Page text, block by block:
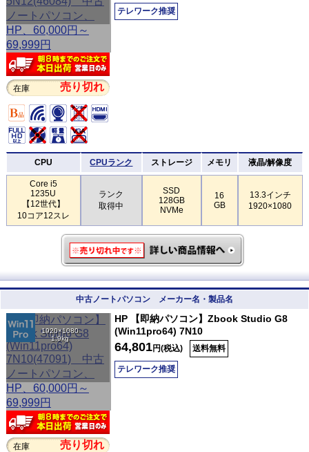
在庫 売り切れ
テレワーク推奨
CPU CPUランク ストレージ メモリ 液晶/解像度
Core i5
1235U
【12世代】
10コア12スレ
ランク
取得中
SSD
128GB
NVMe
16
GB
13.3インチ
1920×1080
中古ノートパソコン メーカー名・製品名
1920×1080
1.9kg
在庫 売り切れ
HP 【即納パソコン】Zbook Studio G8
(Win11pro64) 7N10
64,801円(税込) 送料無料
テレワーク推奨